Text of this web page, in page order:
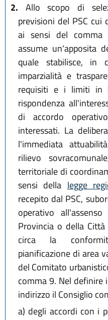
2. Allo scopo di
previsioni del PSC
ai sensi del comma
assume un'apposita
quale stabilisce, in
imparzialità e
requisiti e i limiti in
rispondenza
di accordo
interessati. La
l'immediata
rilievo
territoriale di
sensi della legge
recepito dal PSC,
operativo
Provincia o della
circa la
pianificazione di area
del Comitato
comma 9. Nel definire
indirizzo il Consiglio
a) degli accordi con i